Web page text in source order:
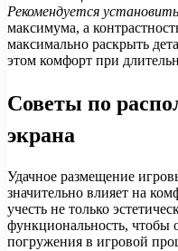
Рекомендуется
максимума, а
максимально раскрыть
этом комфорт при
Советы по
экрана
Удачное размещение
значительно влияет на
учесть не только
функциональность, чтобы
погружения в игровой